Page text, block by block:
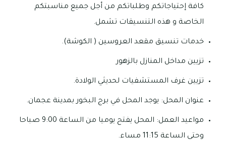
كافة إحتياجاتكم وطلباتكم من أجل جميع مناسبتكم
الخاصة و هذه التنسيقات تشمل.
خدمات تنسيق مقعد العروسين ( الكوشة).
تزيين مداخل المنازل بالزهور
تزيين غرف المستشفيات لحديثي الولادة.
عنوان المحل: يوجد المحل في برج البخور بمدينة عجمان.
مواعيد العمل: المحل يفتح يوميا من الساعة 9:00 صباحا
وحتى الساعة 11:15 مساء.